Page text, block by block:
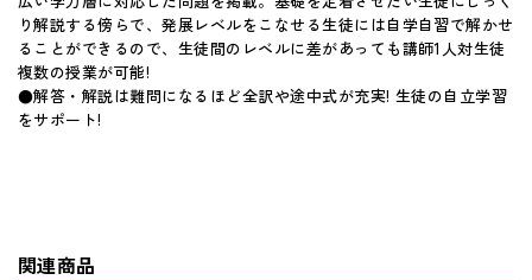
り解説する傍らで、発展レベルをこなせる生徒には自学自習で解かせ
ることができるので、生徒間のレベルに差があっても講師1人対生徒
複数の授業が可能!
●解答・解説は難問になるほど全訳や途中式が充実! 生徒の自立学習
をサポート!
関連商品